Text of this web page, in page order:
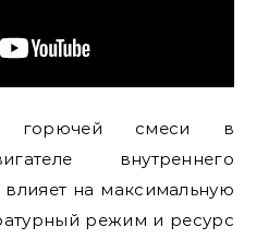
горючей смеси в
внутреннего
на максимальную
режим и ресурс